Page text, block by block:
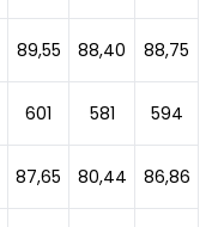
89,55 88,40 88,75
601 581 594
87,65 80,44 86,86